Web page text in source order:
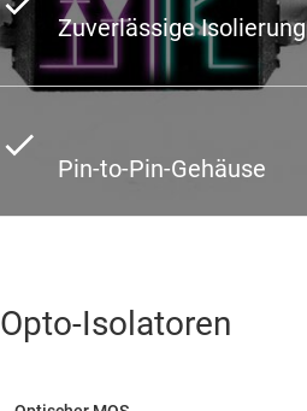
Zuverlässige Isolierung
Pin-to-Pin-Gehäuse
Opto-Isolatoren